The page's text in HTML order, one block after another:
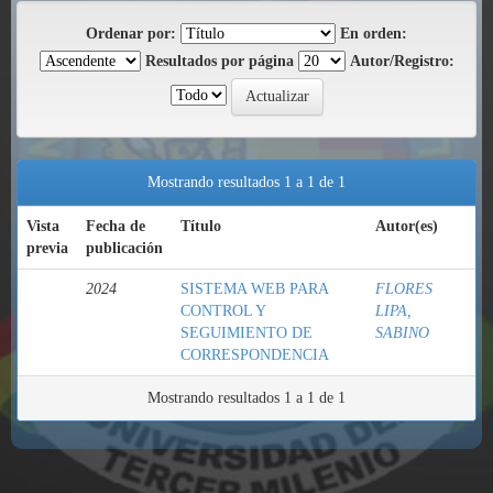
Ordenar por:
En orden:
Resultados por página
Autor/Registro:
Mostrando resultados 1 a 1 de 1
Vista
previa
Fecha de
publicación
Título Autor(es)
2024
SISTEMA WEB PARA
CONTROL Y
SEGUIMIENTO DE
CORRESPONDENCIA
FLORES
LIPA,
SABINO
Mostrando resultados 1 a 1 de 1